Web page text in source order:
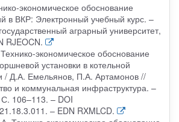
экономическое обоснование
в ВКР: Электронный учебный курс. –
аграрный университет,
RJEOCN.
экономическое обоснование
установки в котельной
/ Д.А. Емельянов, П.А. Артамонов //
и коммунальная инфраструктура. –
106–113. – DOI
– EDN RXMLCD.